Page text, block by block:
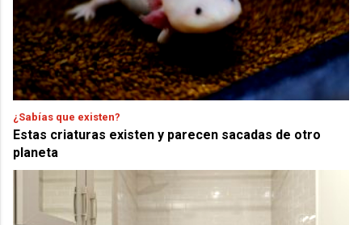
¿Sabías que existen?
Estas criaturas existen y parecen sacadas de otro
planeta